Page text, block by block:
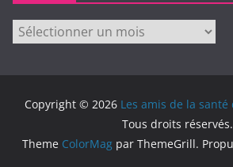
Archive
Copyright © 2026 Les amis de la
Tous droits réservés.
Theme ColorMagpar ThemeGrill.